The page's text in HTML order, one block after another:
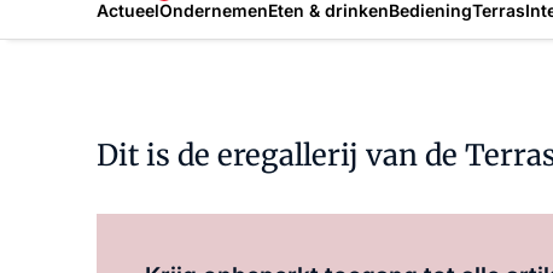
ActueelOndernemenEten & drinkenBedieningTerras
Dit is de eregallerij van de